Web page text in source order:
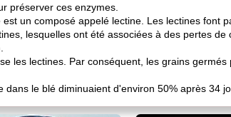
préserver ces enzymes.
un composé appelé lectine. Les lectines font
lesquelles ont été associées à des pertes
les lectines. Par conséquent, les grains
le blé diminuaient d'environ 50% après 34